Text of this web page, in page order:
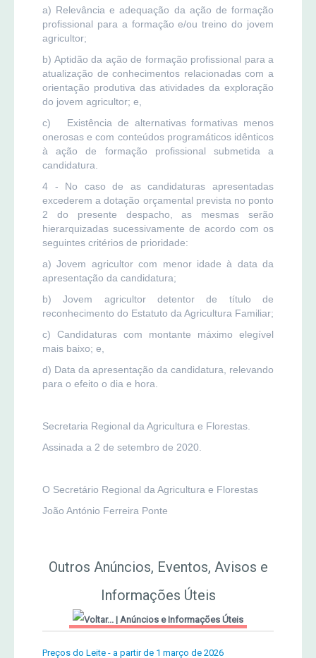
a) Relevância e adequação da ação de formação
profissional para a formação e/ou treino do jovem
agricultor;
b) Aptidão da ação de formação profissional para a
atualização de conhecimentos relacionadas com a
orientação produtiva das atividades da exploração
do jovem agricultor; e,
c) Existência de alternativas formativas menos
onerosas e com conteúdos programáticos idênticos
à ação de formação profissional submetida a
candidatura.
4 - No caso de as candidaturas apresentadas
excederem a dotação orçamental prevista no ponto
2 do presente despacho, as mesmas serão
hierarquizadas sucessivamente de acordo com os
seguintes critérios de prioridade:
a) Jovem agricultor com menor idade à data da
apresentação da candidatura;
b) Jovem agricultor detentor de título de
reconhecimento do Estatuto da Agricultura Familiar;
c) Candidaturas com montante máximo elegível
mais baixo; e,
d) Data da apresentação da candidatura, relevando
para o efeito o dia e hora.
Secretaria Regional da Agricultura e Florestas.
Assinada a 2 de setembro de 2020.
O Secretário Regional da Agricultura e Florestas
João António Ferreira Ponte
Outros Anúncios, Eventos, Avisos e
Informações Úteis
| Anúncios e Informações Úteis
Preços do Leite - a partir de 1 março de 2026